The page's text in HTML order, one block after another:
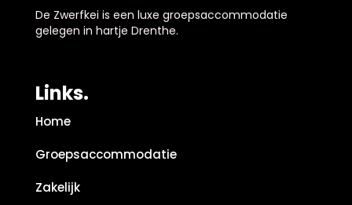
De Zwerfkei is een luxe groepsaccommodatie
gelegen in hartje Drenthe.
Links.
Home
Groepsaccommodatie
Zakelijk